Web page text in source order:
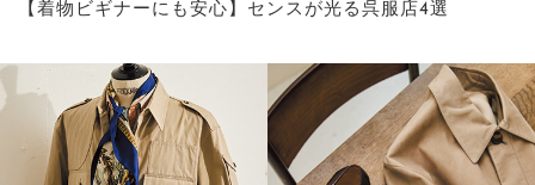
【着物ビギナーにも安心】センスが光る呉服店4選